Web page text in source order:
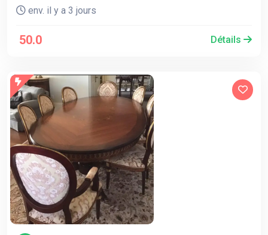
env. il y a 3 jours
50.0 Détails